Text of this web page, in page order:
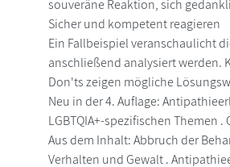
souveräne Reaktion, sich
Sicher und kompetent reagieren
Ein Fallbeispiel veranschaulicht
anschließend analysiert werden.
Don'ts zeigen mögliche
Neu in der 4. Auflage:
LGBTQIA+-spezifischen
Aus dem Inhalt: Abbruch der
Verhalten und Gewalt .